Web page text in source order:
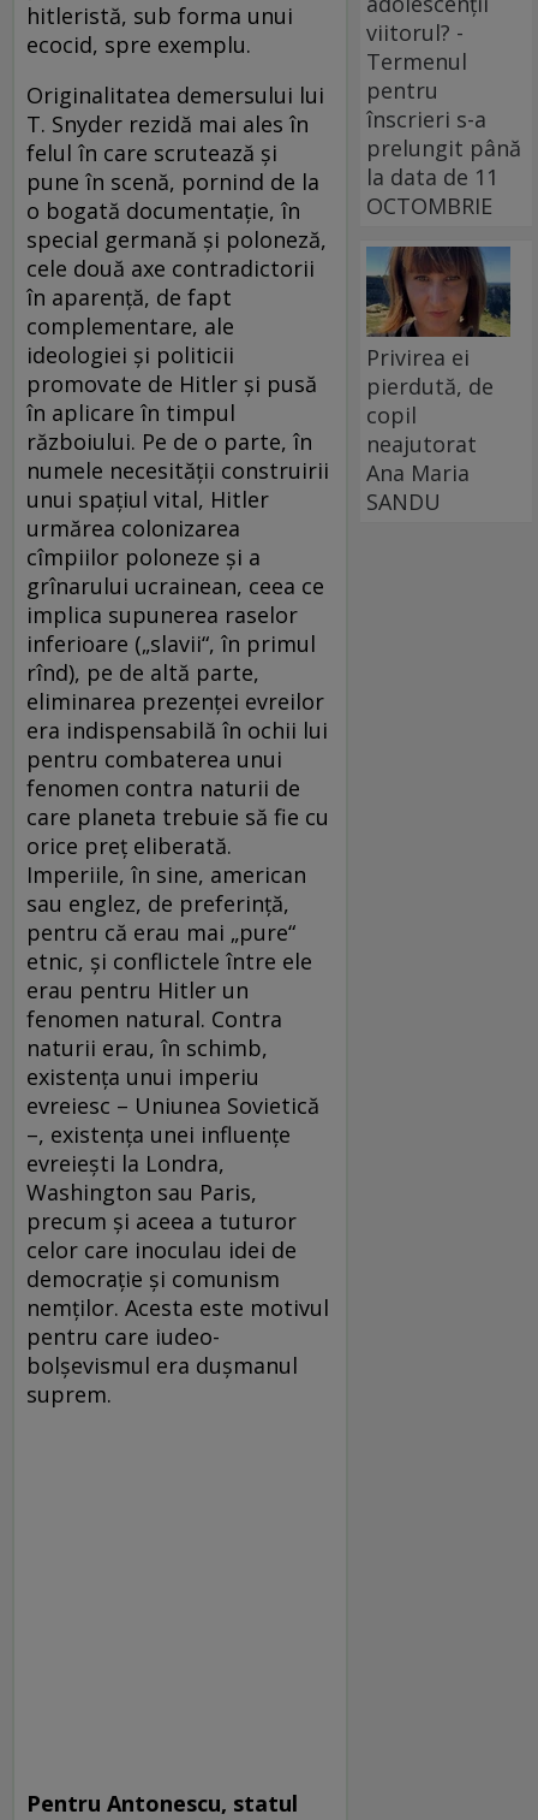
hitleristă, sub forma unui
ecocid, spre exemplu.
Originalitatea demersului lui
T. Snyder rezidă mai ales în
felul în care scrutează şi
pune în scenă, pornind de la
o bogată documentaţie, în
special germană şi poloneză,
cele două axe contradictorii
în aparenţă, de fapt
complementare, ale
ideologiei şi politicii
promovate de Hitler şi pusă
în aplicare în timpul
războiului. Pe de o parte, în
numele necesităţii construirii
unui spaţiul vital, Hitler
urmărea colonizarea
cîmpiilor poloneze şi a
grînarului ucrainean, ceea ce
implica supunerea raselor
inferioare („slavii“, în primul
rînd), pe de altă parte,
eliminarea prezenţei evreilor
era indispensabilă în ochii lui
pentru combaterea unui
fenomen contra naturii de
care planeta trebuie să fie cu
orice preţ eliberată.
Imperiile, în sine, american
sau englez, de preferinţă,
pentru că erau mai „pure“
etnic, şi conflictele între ele
erau pentru Hitler un
fenomen natural. Contra
naturii erau, în schimb,
existenţa unui imperiu
evreiesc – Uniunea Sovietică
–, existenţa unei influenţe
evreieşti la Londra,
Washington sau Paris,
precum şi aceea a tuturor
celor care inoculau idei de
democraţie şi comunism
nemţilor. Acesta este motivul
pentru care iudeo-
bolşevismul era duşmanul
suprem.
Pentru Antonescu, statul
viitorul? -
Termenul
pentru
înscrieri s-a
prelungit până
la data de 11
OCTOMBRIE
Privirea ei
pierdută, de
copil
neajutorat
Ana Maria
SANDU